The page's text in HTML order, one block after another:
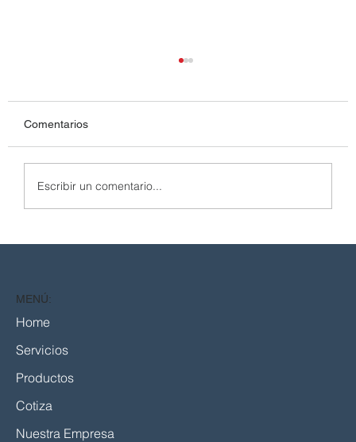
Kits de Seguridad Vial: Stock de Defensas
Comentarios
Escribir un comentario...
Home
Servicios
Productos
Cotiza
Nuestra Empresa
MENÚ: